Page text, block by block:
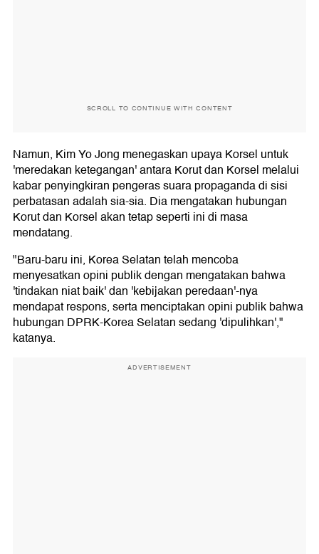
SCROLL TO CONTINUE WITH CONTENT
Namun, Kim Yo Jong menegaskan upaya Korsel untuk
'meredakan ketegangan' antara Korut dan Korsel melalui
kabar penyingkiran pengeras suara propaganda di sisi
perbatasan adalah sia-sia. Dia mengatakan hubungan
Korut dan Korsel akan tetap seperti ini di masa
mendatang.
"Baru-baru ini, Korea Selatan telah mencoba
menyesatkan opini publik dengan mengatakan bahwa
'tindakan niat baik' dan 'kebijakan peredaan'-nya
mendapat respons, serta menciptakan opini publik bahwa
hubungan DPRK-Korea Selatan sedang 'dipulihkan',"
katanya.
ADVERTISEMENT